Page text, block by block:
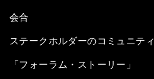
会合
ステークホルダーのコミュニティ
「フォーラム・ストーリー」